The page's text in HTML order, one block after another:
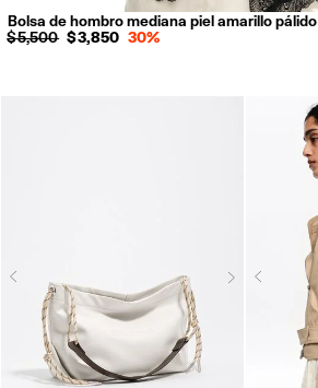
Bolsa de hombro mediana piel amarillo pálido
$ 5,500 $ 3,850 30%
Previous Next Previous